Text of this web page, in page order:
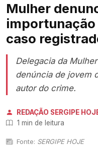
Mulher
importunação
caso
Delegacia da
denúncia de jovem
autor do crime.
REDAÇÃO SERGIPE
1 min de leitura
Fonte: SERGIPE HOJE